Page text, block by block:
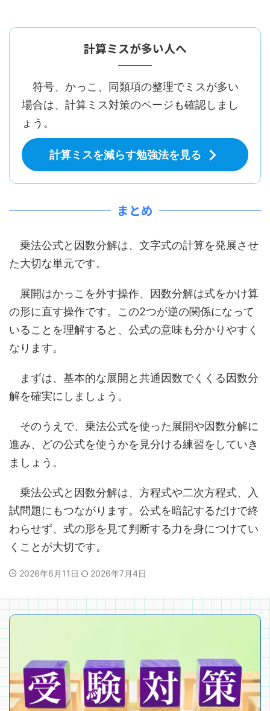
計算ミスが多い人へ
符号、かっこ、同類項の整理でミスが多い
場合は、計算ミス対策のページも確認しまし
ょう。
計算ミスを減らす勉強法を見る
まとめ
乗法公式と因数分解は、文字式の計算を発展させ
た大切な単元です。
展開はかっこを外す操作、因数分解は式をかけ算
の形に直す操作です。この2つが逆の関係になって
いることを理解すると、公式の意味も分かりやすく
なります。
まずは、基本的な展開と共通因数でくくる因数分
解を確実にしましょう。
そのうえで、乗法公式を使った展開や因数分解に
進み、どの公式を使うかを見分ける練習をしていき
ましょう。
乗法公式と因数分解は、方程式や二次方程式、入
試問題にもつながります。公式を暗記するだけで終
わらせず、式の形を見て判断する力を身につけてい
くことが大切です。
2026年6月11日 2026年7月4日